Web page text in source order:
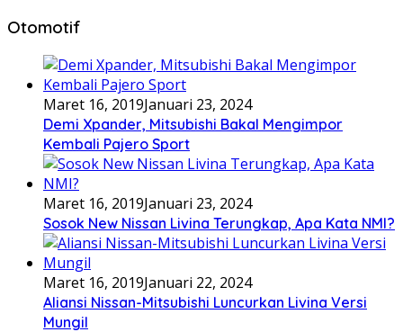
Otomotif
Maret 16, 2019Januari 23, 2024
Demi Xpander, Mitsubishi Bakal Mengimpor
Kembali Pajero Sport
Maret 16, 2019Januari 23, 2024
Sosok New Nissan Livina Terungkap, Apa Kata NMI?
Maret 16, 2019Januari 22, 2024
Aliansi Nissan-Mitsubishi Luncurkan Livina Versi
Mungil